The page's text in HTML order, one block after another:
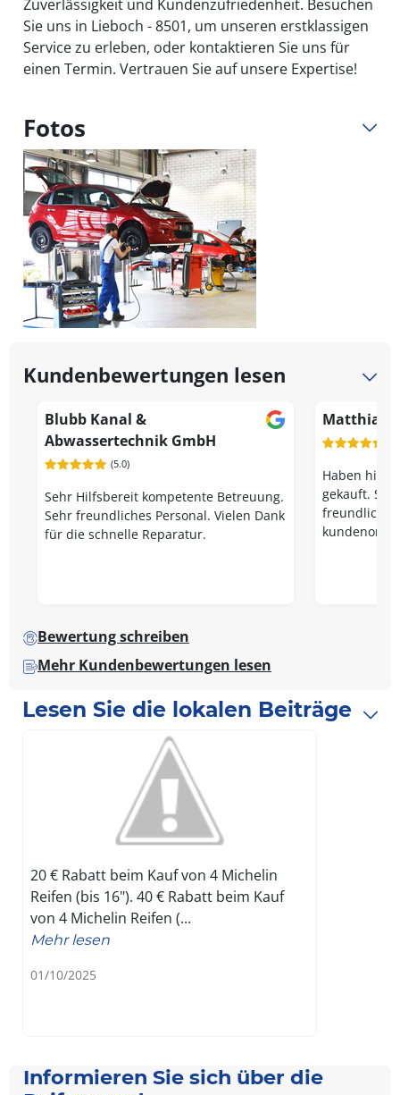
Zuverlässigkeit und Kundenzufriedenheit. Besuchen
Sie uns in Lieboch - 8501, um unseren erstklassigen
Service zu erleben, oder kontaktieren Sie uns für
einen Termin. Vertrauen Sie auf unsere Expertise!
Fotos
Kundenbewertungen lesen
Blubb Kanal &
Abwassertechnik GmbH
(5.0)
Sehr Hilfsbereit kompetente Betreuung.
Sehr freundliches Personal. Vielen Dank
für die schnelle Reparatur.
Matthias
Haben hier
gekauft.
freundlich,
Bewertung schreiben
Mehr Kundenbewertungen lesen
Lesen Sie die lokalen Beiträge
20 € Rabatt beim Kauf von 4 Michelin
Reifen (bis 16"). 40 € Rabatt beim Kauf
von 4 Michelin Reifen (...
Mehr lesen
01/10/2025
Informieren Sie sich über die